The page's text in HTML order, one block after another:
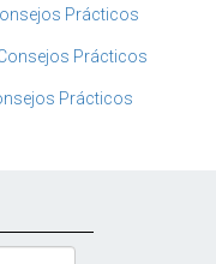
Prácticos
Prácticos
Prácticos